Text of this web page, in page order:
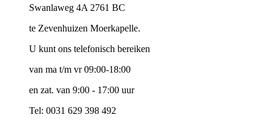
Swanlaweg 4A 2761 BC
te Zevenhuizen Moerkapelle.
U kunt ons telefonisch bereiken
van ma t/m vr 09:00-18:00
en zat. van 9:00 - 17:00 uur
Tel: 0031 629 398 492